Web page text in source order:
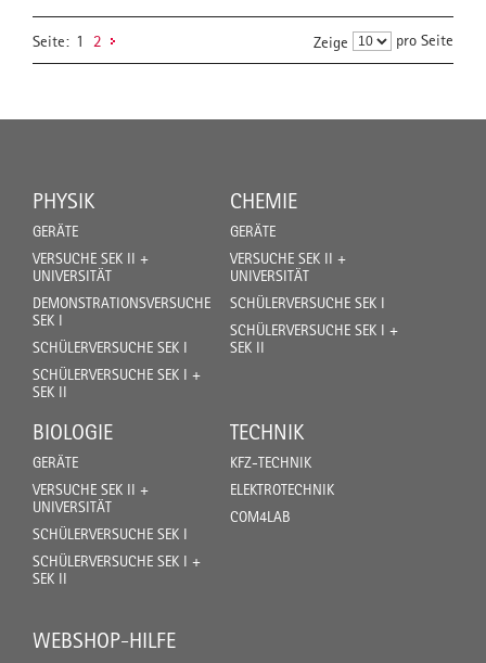
Seite: 1 2 Zeige pro Seite
PHYSIK
GERÄTE
VERSUCHE SEK II +
UNIVERSITÄT
DEMONSTRATIONSVERSUCHE
SEK I
SCHÜLERVERSUCHE SEK I
SCHÜLERVERSUCHE SEK I +
SEK II
CHEMIE
GERÄTE
VERSUCHE SEK II +
UNIVERSITÄT
SCHÜLERVERSUCHE SEK I
SCHÜLERVERSUCHE SEK I +
SEK II
BIOLOGIE
GERÄTE
VERSUCHE SEK II +
UNIVERSITÄT
SCHÜLERVERSUCHE SEK I
SCHÜLERVERSUCHE SEK I +
SEK II
TECHNIK
KFZ-TECHNIK
ELEKTROTECHNIK
COM4LAB
WEBSHOP-HILFE